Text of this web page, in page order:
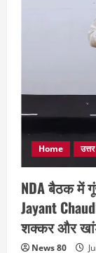
Home
NDA बैठक में
Jayant
शक्कर और
News 80